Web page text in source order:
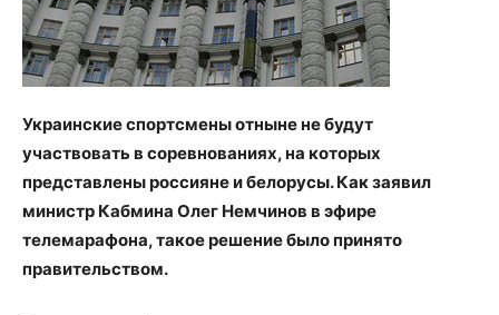
Украинские спортсмены отныне не будут
участвовать в соревнованиях, на которых
представлены россияне и белорусы. Как заявил
министр Кабмина Олег Немчинов в эфире
телемарафона, такое решение было принято
правительством.